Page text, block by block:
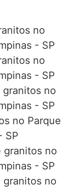
no
- SP
no
- SP
granitos no
- SP
no Parque
SP
granitos no
- SP
granitos no